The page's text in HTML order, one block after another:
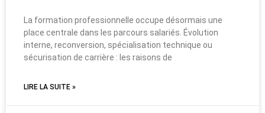
La formation professionnelle occupe désormais une
place centrale dans les parcours salariés. Évolution
interne, reconversion, spécialisation technique ou
sécurisation de carrière : les raisons de
LIRE LA SUITE »